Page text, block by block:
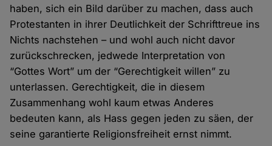
haben, sich ein Bild darüber zu machen, dass auch
Protestanten in ihrer Deutlichkeit der Schrifttreue ins
Nichts nachstehen – und wohl auch nicht davor
zurückschrecken, jedwede Interpretation von
“Gottes Wort” um der “Gerechtigkeit willen” zu
unterlassen. Gerechtigkeit, die in diesem
Zusammenhang wohl kaum etwas Anderes
bedeuten kann, als Hass gegen jeden zu säen, der
seine garantierte Religionsfreiheit ernst nimmt.